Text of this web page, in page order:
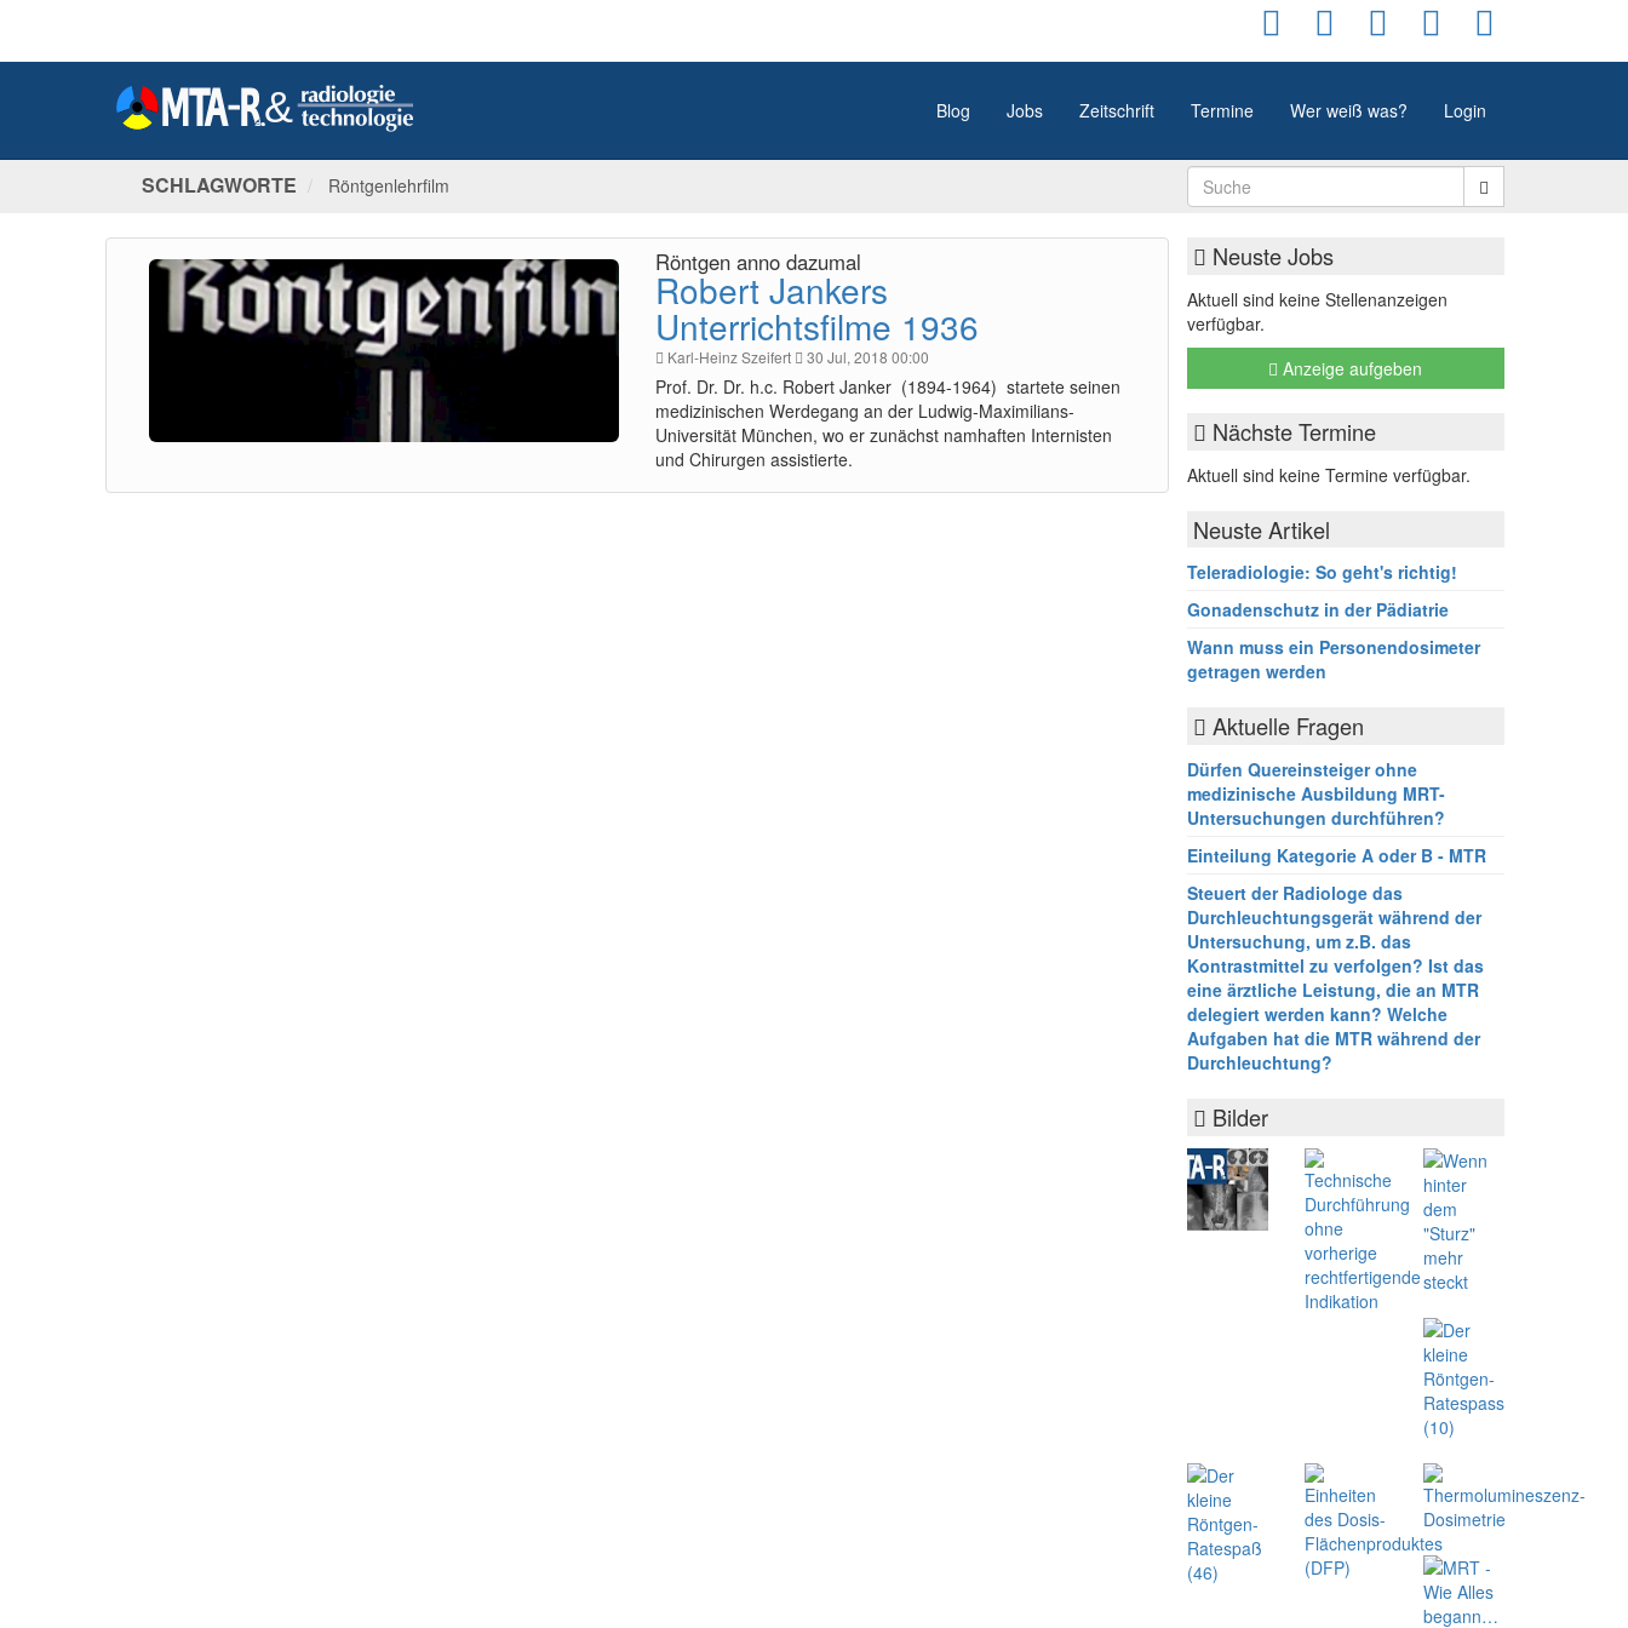
Blog Jobs Zeitschrift Termine Wer weiß was? Login
SCHLAGWORTE Röntgenlehrfilm
Röntgen anno dazumal
Robert Jankers
Unterrichtsfilme 1936
Karl-Heinz Szeifert 30 Jul, 2018 00:00
Prof. Dr. Dr. h.c. Robert Janker (1894-1964) startete seinen
medizinischen Werdegang an der Ludwig-Maximilians-
Universität München, wo er zunächst namhaften Internisten
und Chirurgen assistierte.
Neuste Jobs
Aktuell sind keine Stellenanzeigen
verfügbar.
Anzeige aufgeben
Nächste Termine
Aktuell sind keine Termine verfügbar.
Neuste Artikel
Teleradiologie: So geht's richtig!
Gonadenschutz in der Pädiatrie
Wann muss ein Personendosimeter
getragen werden
Aktuelle Fragen
Dürfen Quereinsteiger ohne
medizinische Ausbildung MRT-
Untersuchungen durchführen?
Einteilung Kategorie A oder B - MTR
Steuert der Radiologe das
Durchleuchtungsgerät während der
Untersuchung, um z.B. das
Kontrastmittel zu verfolgen? Ist das
eine ärztliche Leistung, die an MTR
delegiert werden kann? Welche
Aufgaben hat die MTR während der
Durchleuchtung?
Bilder